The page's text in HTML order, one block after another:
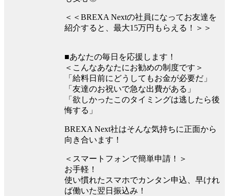
＜＜BREXA Nextの社員になってお友達を
紹介すると、最大15万円もらえる！＞＞
■あなたの毎日を応援します！
＜こんなあなたにお勧めの制度です＞
「給料日前にどうしてもお金が必要だ」
「友達のお祝いで急な出費がある」
「欲しかったこのタイミングは逃したら後
悔する」
BREXA Next社はそんな気持ちに正面から
向き合います！
＜スマートフォンで簡単申請！＞
お手軽！
使い慣れたスマホでカンタン申込、早けれ
ば働いた翌日振込み！